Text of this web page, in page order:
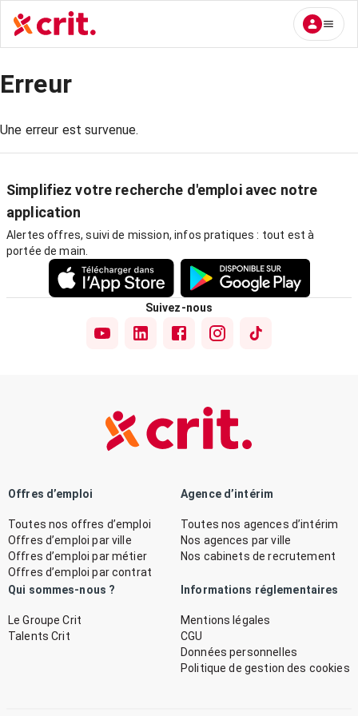
Erreur
Une erreur est survenue.
Simplifiez votre recherche d'emploi avec notre
application
Alertes offres, suivi de mission, infos pratiques : tout est à
portée de main.
Suivez-nous
Offres d’emploi
Toutes nos offres d’emploi
Offres d’emploi par ville
Offres d’emploi par métier
Offres d’emploi par contrat
Agence d’intérim
Toutes nos agences d’intérim
Nos agences par ville
Nos cabinets de recrutement
Qui sommes-nous ?
Le Groupe Crit
Talents Crit
Informations réglementaires
Mentions légales
CGU
Données personnelles
Politique de gestion des cookies